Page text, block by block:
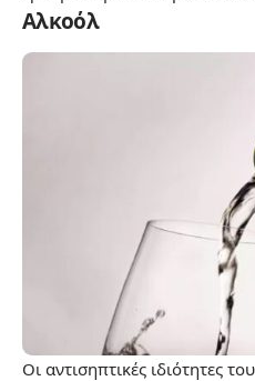
Αλκοόλ
Οι αντισηπτικές ιδιότητες